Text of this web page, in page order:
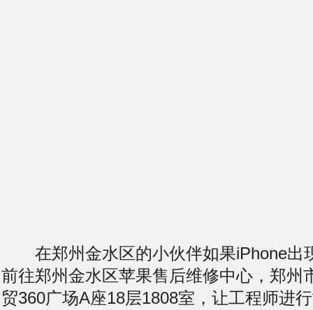
在郑州金水区的小伙伴如果iPhone出
前往郑州金水区苹果售后维修中心，郑州
贸360广场A座18层1808室，让工程师进